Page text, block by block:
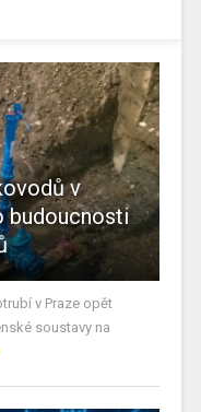
v
budoucnosti
v Praze opět
soustavy na